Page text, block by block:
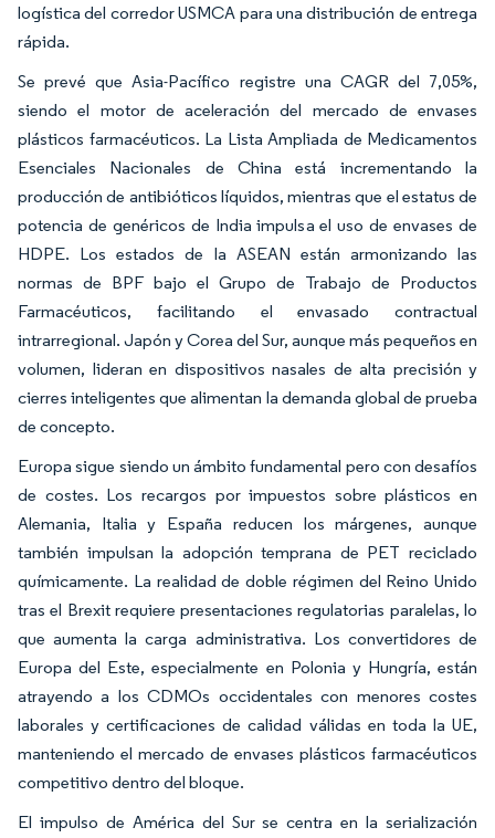
logística del corredor USMCA para una distribución de entrega
rápida.
Se prevé que Asia-Pacífico registre una CAGR del 7,05%,
siendo el motor de aceleración del mercado de envases
plásticos farmacéuticos. La Lista Ampliada de Medicamentos
Esenciales Nacionales de China está incrementando la
producción de antibióticos líquidos, mientras que el estatus de
potencia de genéricos de India impulsa el uso de envases de
HDPE. Los estados de la ASEAN están armonizando las
normas de BPF bajo el Grupo de Trabajo de Productos
Farmacéuticos, facilitando el envasado contractual
intrarregional. Japón y Corea del Sur, aunque más pequeños en
volumen, lideran en dispositivos nasales de alta precisión y
cierres inteligentes que alimentan la demanda global de prueba
de concepto.
Europa sigue siendo un ámbito fundamental pero con desafíos
de costes. Los recargos por impuestos sobre plásticos en
Alemania, Italia y España reducen los márgenes, aunque
también impulsan la adopción temprana de PET reciclado
químicamente. La realidad de doble régimen del Reino Unido
tras el Brexit requiere presentaciones regulatorias paralelas, lo
que aumenta la carga administrativa. Los convertidores de
Europa del Este, especialmente en Polonia y Hungría, están
atrayendo a los CDMOs occidentales con menores costes
laborales y certificaciones de calidad válidas en toda la UE,
manteniendo el mercado de envases plásticos farmacéuticos
competitivo dentro del bloque.
El impulso de América del Sur se centra en la serialización